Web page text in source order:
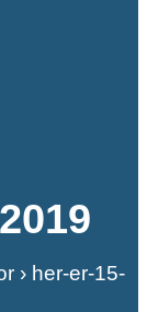
› her-er-15-